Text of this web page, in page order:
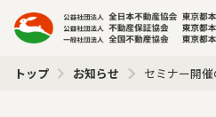
トップ お知らせ セミナー開